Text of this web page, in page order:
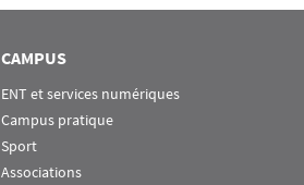
CAMPUS
ENT et services numériques
Campus pratique
Sport
Associations